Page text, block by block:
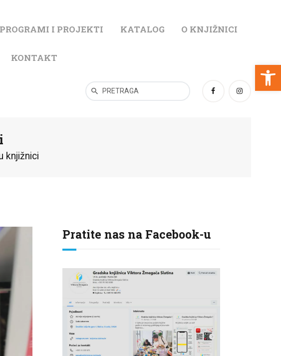
Open toolbar
PROGRAMI I PROJEKTI KATALOG O KNJIŽNICI
KONTAKT
knjižnici
Pratite nas na Facebook-u